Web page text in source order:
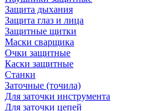
Защита дыхания
Защита глаз и лица
Защитные щитки
Маски сварщика
Очки защитные
Каски защитные
Станки
Заточные (точила)
Для заточки инструмента
Для заточки цепей